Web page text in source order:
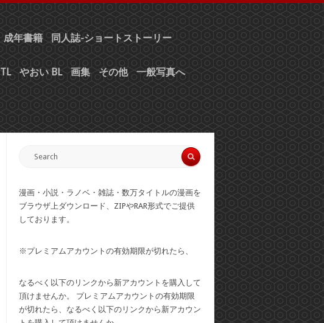
成年書籍 同人誌-ショートストーリー
TL やおい BL 画集 その他 一般写真へ
漫画・小説・ラノベ・雑誌・数万タイトルの漫画を
ブラウザ上ダウンロード、ZIPやRAR形式でご提供
しております。
※プレミアムアカウントの有効期限が切れたら、
なるべく以下のリンクから新アカウントを購入して
頂けませんか。 プレミアムアカウントの有効期限
が切れたら、なるべく以下のリンクから新アカウン